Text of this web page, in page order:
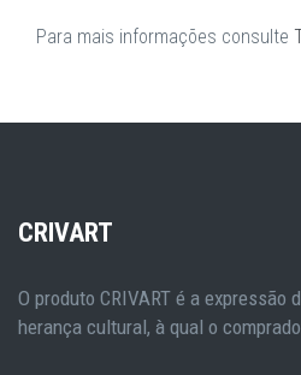
Para mais informações consulte
CRIVART
O produto CRIVART é a expressão
herança cultural, à qual o